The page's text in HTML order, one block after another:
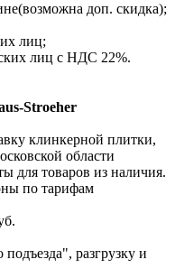
доп. скидка);
лиц;
лиц с НДС 22%.
Stroeher
клинкерной плитки,
области
для товаров из наличия.
по тарифам
подъезда", разгрузку и